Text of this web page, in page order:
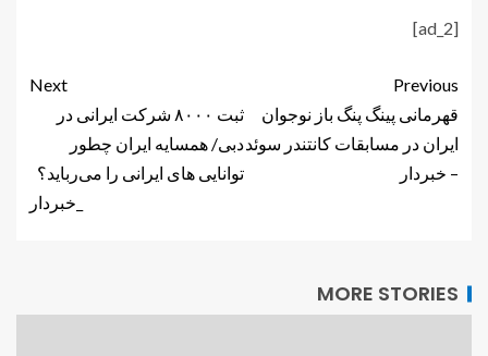
[ad_2]
Previous
قهرمانی پینگ پنگ باز نوجوان
ایران در مسابقات کانتندر سوئد
– خبردار
Next
ثبت ۸۰۰۰ شرکت ایرانی در
دبی/ همسایه ایران چطور
توانایی های ایرانی را می‌رباید؟
_خبردار
MORE STORIES